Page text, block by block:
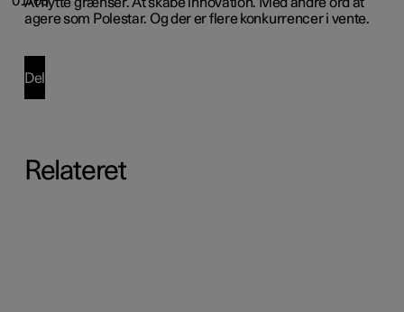
agere som Polestar. Og der er flere konkurrencer i vente.
Del
Relateret